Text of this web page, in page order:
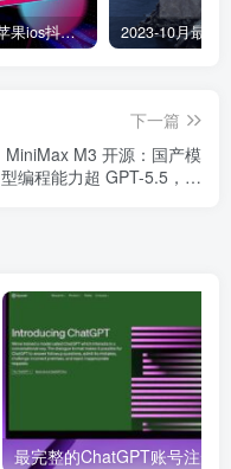
2025最新苹果ios抖音tiktok国际版免拔卡版本
下一篇
MiniMax M3 开源：国产模
型编程能力超 GPT-5.5，普